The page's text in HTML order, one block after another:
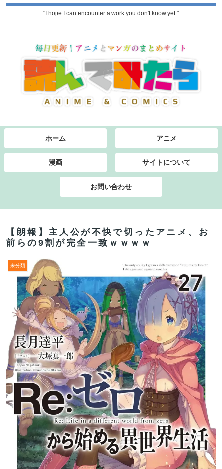
"I hope I can encounter a work you don't know yet."
ホーム アニメ
漫画 サイトについて
お問い合わせ
【朗報】主人公が不快で切ったアニメ、お
前らの9割が完全一致ｗｗｗｗ
未分類